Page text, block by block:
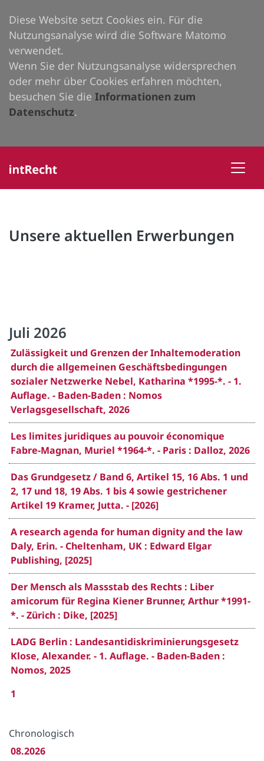
Diese Website setzt Cookies ein. Für die
Nutzungsanalyse wird die Software Matomo
verwendet.
Wenn Sie der Nutzungsanalyse widersprechen
oder mehr über Cookies erfahren möchten,
besuchen Sie die Informationen zum
Datenschutz.
Unsere aktuellen Erwerbungen
Juli 2026
Zulässigkeit und Grenzen der Inhaltemoderation
durch die allgemeinen Geschäftsbedingungen
sozialer Netzwerke Nebel, Katharina *1995-*. - 1.
Auflage. - Baden-Baden : Nomos
Verlagsgesellschaft, 2026
Les limites juridiques au pouvoir économique
Fabre-Magnan, Muriel *1964-*. - Paris : Dalloz, 2026
Das Grundgesetz / Band 6, Artikel 15, 16 Abs. 1 und
2, 17 und 18, 19 Abs. 1 bis 4 sowie gestrichener
Artikel 19 Kramer, Jutta. - [2026]
A research agenda for human dignity and the law
Daly, Erin. - Cheltenham, UK : Edward Elgar
Publishing, [2025]
Der Mensch als Massstab des Rechts : Liber
amicorum für Regina Kiener Brunner, Arthur *1991-
*. - Zürich : Dike, [2025]
LADG Berlin : Landesantidiskriminierungsgesetz
Klose, Alexander. - 1. Auflage. - Baden-Baden :
Nomos, 2025
1
Chronologisch
08.2026